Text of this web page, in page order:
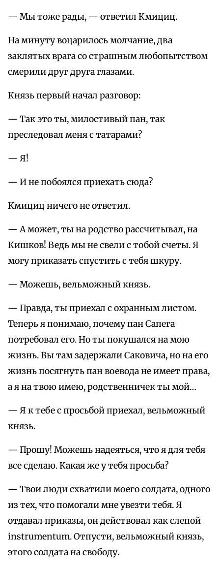
— Мы тоже рады, — ответил Кмициц.
На минуту воцарилось молчание, два
заклятых врага со страшным любопытством
смерили друг друга глазами.
Князь первый начал разговор:
— Так это ты, милостивый пан, так
преследовал меня с татарами?
— Я!
— И не побоялся приехать сюда?
Кмициц ничего не ответил.
— А может, ты на родство рассчитывал, на
Кишков! Ведь мы не свели с тобой счеты. Я
могу приказать спустить с тебя шкуру.
— Можешь, вельможный князь.
— Правда, ты приехал с охранным листом.
Теперь я понимаю, почему пан Сапега
потребовал его. Но ты покушался на мою
жизнь. Вы там задержали Саковича, но на его
жизнь посягнуть пан воевода не имеет права,
а я на твою имею, родственничек ты мой…
— Я к тебе с просьбой приехал, вельможный
князь.
— Прошу! Можешь надеяться, что я для тебя
все сделаю. Какая же у тебя просьба?
— Твои люди схватили моего солдата, одного
из тех, что помогали мне увезти тебя. Я
отдавал приказы, он действовал как слепой
instrumentum. Отпусти, вельможный князь,
этого солдата на свободу.